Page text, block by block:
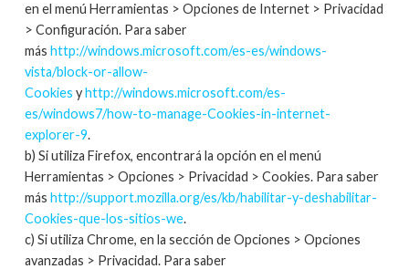
en el menú Herramientas > Opciones de Internet > Privacidad
> Configuración. Para saber
más http://windows.microsoft.com/es-es/windows-
vista/block-or-allow-
Cookies yhttp://windows.microsoft.com/es-
es/windows7/how-to-manage-Cookies-in-internet-
explorer-9.
b) Si utiliza Firefox, encontrará la opción en el menú
Herramientas > Opciones > Privacidad > Cookies. Para saber
más http://support.mozilla.org/es/kb/habilitar-y-deshabilitar-
Cookies-que-los-sitios-we.
c) Si utiliza Chrome, en la sección de Opciones > Opciones
avanzadas > Privacidad. Para saber